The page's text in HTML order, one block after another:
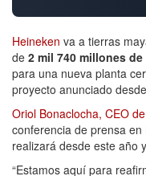
Heineken va a tierras
de 2 mil 740 millones
para una nueva planta
proyecto anunciado
Oriol Bonaclocha, CEO
conferencia de prensa
realizará desde este año
“Estamos aquí para